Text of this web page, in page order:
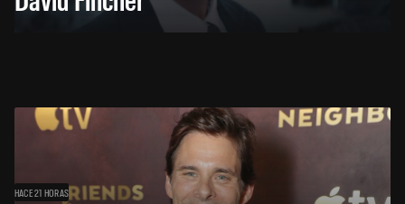
HACE 21 HORAS